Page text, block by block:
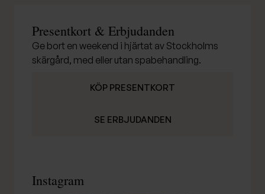
Presentkort & Erbjudanden
Ge bort en weekend i hjärtat av Stockholms
skärgård, med eller utan spabehandling.
KÖP PRESENTKORT
SE ERBJUDANDEN
Instagram